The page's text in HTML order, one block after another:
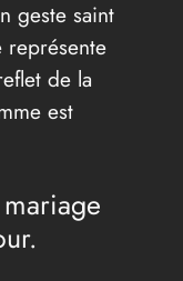
geste saint
de la
est